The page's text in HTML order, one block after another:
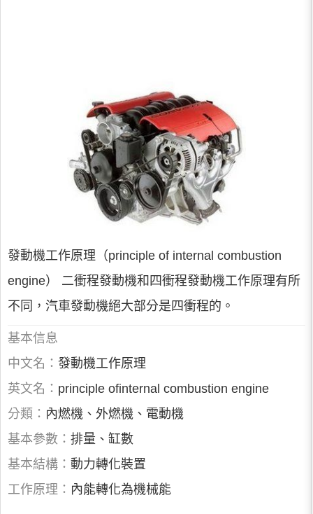
發動機工作原理（principle of internal combustion
engine） 二衝程發動機和四衝程發動機工作原理有所
不同，汽車發動機絕大部分是四衝程的。
基本信息
中文名： 發動機工作原理
英文名： principle ofinternal combustion engine
分類： 內燃機、外燃機、電動機
基本參數： 排量、缸數
基本結構： 動力轉化裝置
工作原理： 內能轉化為機械能